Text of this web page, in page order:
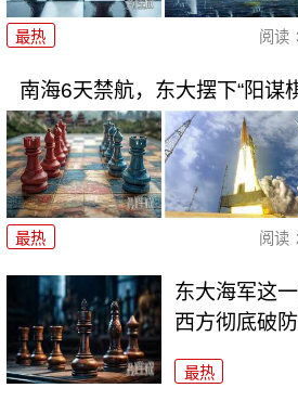
最热 阅读
南海6天禁航，东大摆下“阳谋
最热 阅读
东大海军这
西方彻底破防
最热